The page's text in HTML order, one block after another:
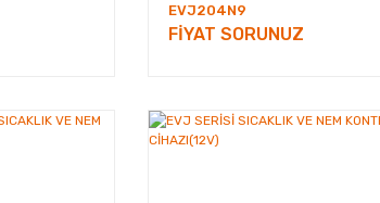
EVJ204N9
FİYAT SORUNUZ